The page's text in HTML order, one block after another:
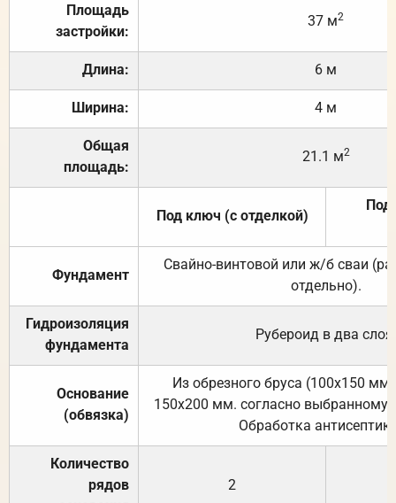
Площадь
застройки:
37 м2
Длина: 6 м
Ширина: 4 м
Общая
площадь:
21.1 м2
Под ключ (с отделкой)
Под
Фундамент
Свайно-винтовой или ж/б сваи
отдельно).
Гидроизоляция
фундамента
Рубероид в два слоя.
Основание
(обвязка)
Из обрезного бруса (100х150
150х200 мм. согласно выбранному
Обработка
Количество
рядов
2